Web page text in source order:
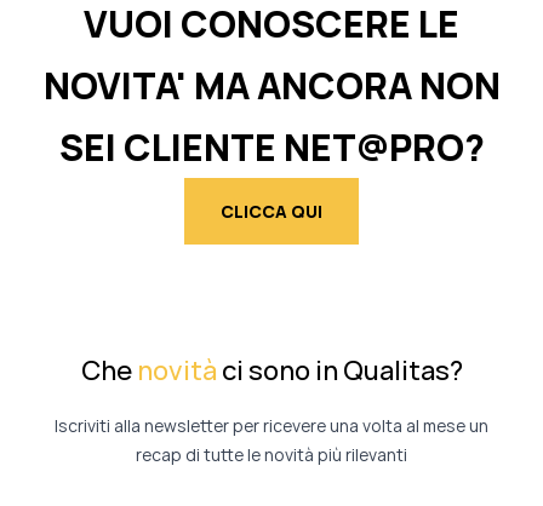
VUOI CONOSCERE LE
NOVITA' MA ANCORA NON
SEI CLIENTE NET@PRO?
CLICCA QUI
Che novità ci sono in Qualitas?
Iscriviti alla newsletter per ricevere una volta al mese un
recap di tutte le novità più rilevanti